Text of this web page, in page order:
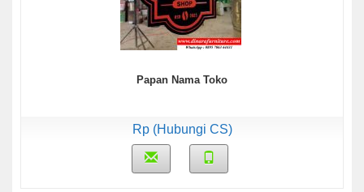
Papan Nama Toko
Rp (Hubungi CS)